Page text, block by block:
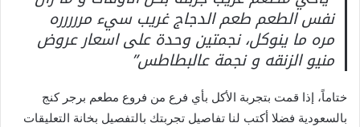
نفس الطعم طعم الدجاج غريب سيء مررررره
مره ما ينوكل، نجمتين وحدة على اسعار عروض
منيو الزنقه و نجمة عالبطاطس”
ختاماً، إذا قمت بتجربة الأكل بأي فرع من فروع مطعم برجر كنج
بالسعودية فضلا أكتب لنا تفاصيل تجربتك بالتفصيل بخانة التعليقات